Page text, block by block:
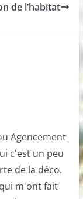
de l’habitat
Agencement
c'est un peu
de la déco.
m'ont fait